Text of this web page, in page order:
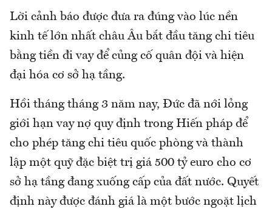
Lời cảnh báo được đưa ra đúng vào lúc nền
kinh tế lớn nhất châu Âu bắt đầu tăng chi tiêu
bằng tiền đi vay để củng cố quân đội và hiện
đại hóa cơ sở hạ tầng.
Hồi tháng tháng 3 năm nay, Đức đã nới lỏng
giới hạn vay nợ quy định trong Hiến pháp để
cho phép tăng chi tiêu quốc phòng và thành
lập một quỹ đặc biệt trị giá 500 tỷ euro cho cơ
sở hạ tầng đang xuống cấp của đất nước. Quyết
định này được đánh giá là một bước ngoặt lịch